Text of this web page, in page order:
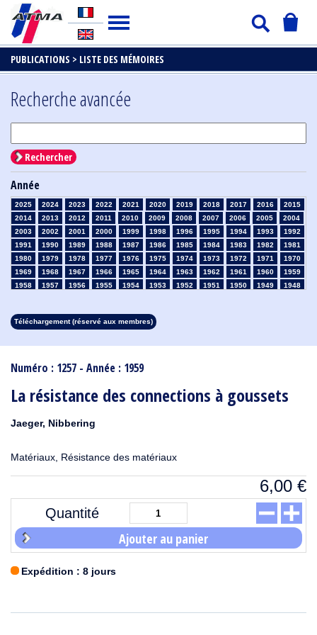
PUBLICATIONS > LISTE DES MÉMOIRES
Numéro : 1257 - Année : 1959
La résistance des connections à goussets
Jaeger, Nibbering
Matériaux, Résistance des matériaux
6,00 €
Quantité
Ajouter au panier
Expédition : 8 jours
Recherche avancée
Rechercher
Année
2025 2024 2023 2022 2021 2020 2019 2018 2017 2016
2015
2014
2013 2012 2011 2010 2009 2008 2007 2006 2005
2004
2003
2002 2001 2000 1999 1998 1996 1995 1994 1993
1992
1991
1990 1989 1988 1987 1986 1985 1984 1983 1982
1981
1980
1979 1978 1977 1976 1975 1974 1973 1972 1971
1970
1969
1968 1967 1966 1965 1964 1963 1962 1961 1960
1959
1958
1957 1956 1955 1954 1953 1952 1951 1950 1949
1948
1913
1912 1911 1910 1909 1908
Téléchargement (réservé aux membres)